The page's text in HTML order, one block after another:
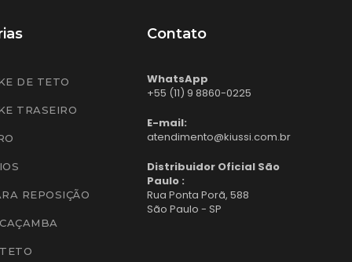
DE TETO
TRASEIRO
REPOSIÇÃO
Contato
WhatsApp
+55 (11) 9 8860-0225
E-mail:
atendimento@kiussi.com.br
Distribuidor Oficial São
Paulo :
Rua Ponta Porã, 588
São Paulo - SP